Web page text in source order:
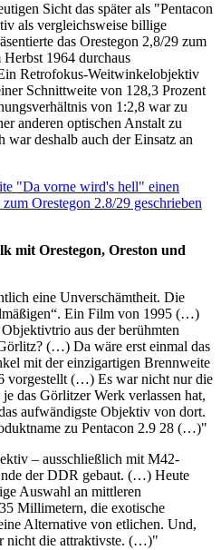
Sicht das später als "Pentacon
als vergleichsweise billige
das Orestegon 2,8/29 zum
1964 durchaus
Retrofokus-Weitwinkelobjektiv
Schnittweite von 128,3 Prozent
von 1:2,8 war zu
anderen optischen Anstalt zu
war deshalb auch der Einsatz an
"Da vorne wird's hell" einen
Orestegon 2.8/29 geschrieben
mit Orestegon, Oreston und
eine Unverschämtheit. Die
Ein Film von 1995 (…)
aus der berühmten
(…) Da wäre erst einmal das
mit der einzigartigen Brennweite
vorgestellt (…) Es war nicht nur die
das Görlitzer Werk verlassen hat,
aufwändigste Objektiv von dort.
zu Pentacon 2.9 28 (…)"
– ausschließlich mit M42-
der DDR gebaut. (…) Heute
Auswahl an mittleren
Millimetern, die exotische
Alternative von etlichen. Und,
nicht die attraktivste. (…)"